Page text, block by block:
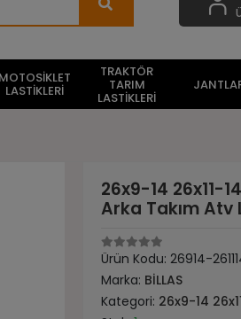
MOTOSİKLET
LASTİKLERİ
TRAKTÖR
TARIM
LASTİKLERİ
26x9-14 26x11-
Arka Takım Atv
Ürün Kodu:26914-
Marka: BİLLAS
Kategori: 26x9-14